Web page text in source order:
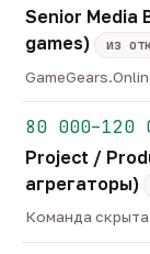
Senior Media
games)
из
80 000–120
Project /
агрегаторы)
Команда